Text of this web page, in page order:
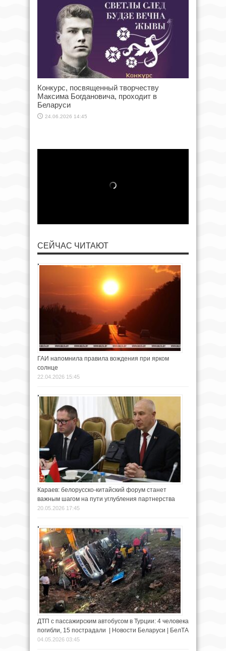
Конкурс, посвященный творчеству
Максима Богдановича, проходит в
Беларуси
24.06.2026 14:45
СЕЙЧАС ЧИТАЮТ
ГАИ напомнила правила вождения при ярком
солнце
22.04.2026 15:45
Караев: белорусско-китайский форум станет
важным шагом на пути углубления партнерства
20.05.2026 17:45
ДТП с пассажирским автобусом в Турции: 4 человека
погибли, 15 пострадали | Новости Беларуси | БелТА
04.05.2026 03:45